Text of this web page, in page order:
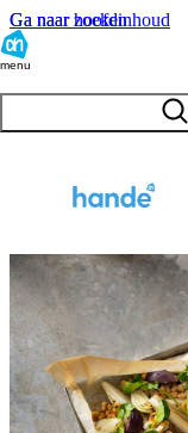
Ga naar hoofdinhoud
Ga naar zoeken
menu